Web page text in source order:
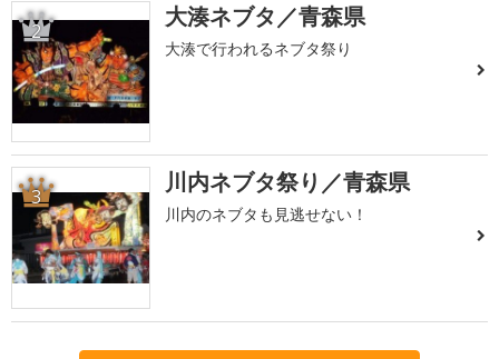
2 大湊ネブタ／青森県
大湊で行われるネブタ祭り
3 川内ネブタ祭り／青森県
川内のネブタも見逃せない！